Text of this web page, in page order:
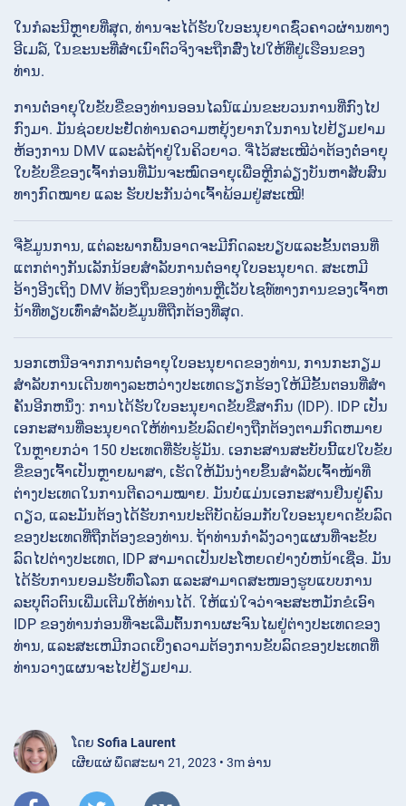
ໃນກໍລະນີຫຼາຍທີ່ສຸດ, ທ່ານຈະໄດ້ຮັບໃບອະນຸຍາດຊົ່ວຄາວຜ່ານທາງ
ອີເມລ໌, ໃນຂະນະທີ່ສໍາເນົາຕົວຈິງຈະຖືກສົ່ງໄປໃຫ້ທີ່ຢູ່ເຮືອນຂອງ
ທ່ານ.
ການຕໍ່ອາຍຸໃບຂັບຂີ່ຂອງທ່ານອອນໄລນ໌ແມ່ນຂະບວນການທີ່ກົງໄປ
ກົງມາ. ມັນຊ່ວຍປະຢັດທ່ານຄວາມຫຍຸ້ງຍາກໃນການໄປຢ້ຽມຢາມ
ຫ້ອງການ DMV ແລະລໍຖ້າຢູ່ໃນຄິວຍາວ. ຈື່ໄວ້ສະເໝີວ່າຕ້ອງຕໍ່ອາຍຸ
ໃບຂັບຂີ່ຂອງເຈົ້າກ່ອນທີ່ມັນຈະໝົດອາຍຸເພື່ອຫຼີກລ່ຽງບັນຫາສັບສົນ
ທາງກົດໝາຍ ແລະ ຮັບປະກັນວ່າເຈົ້າພ້ອມຢູ່ສະເໝີ!
ຈືຂໍ້ມູນການ, ແຕ່ລະພາກພື້ນອາດຈະມີກົດລະບຽບແລະຂັ້ນຕອນທີ່
ແຕກຕ່າງກັນເລັກນ້ອຍສໍາລັບການຕໍ່ອາຍຸໃບອະນຸຍາດ. ສະເຫມີ
ອ້າງອີງເຖິງ DMV ທ້ອງຖິ່ນຂອງທ່ານຫຼືເວັບໄຊທ໌ທາງການຂອງເຈົ້າຫ
ນ້າທີ່ທຽບເທົ່າສໍາລັບຂໍ້ມູນທີ່ຖືກຕ້ອງທີ່ສຸດ.
ນອກເຫນືອຈາກການຕໍ່ອາຍຸໃບອະນຸຍາດຂອງທ່ານ, ການກະກຽມ
ສໍາລັບການເດີນທາງລະຫວ່າງປະເທດຮຽກຮ້ອງໃຫ້ມີຂັ້ນຕອນທີ່ສໍາ
ຄັນອີກຫນຶ່ງ: ການໄດ້ຮັບໃບອະນຸຍາດຂັບຂີ່ສາກົນ (IDP). IDP ເປັນ
ເອກະສານທີ່ອະນຸຍາດໃຫ້ທ່ານຂັບລົດຢ່າງຖືກຕ້ອງຕາມກົດຫມາຍ
ໃນຫຼາຍກວ່າ 150 ປະເທດທີ່ຮັບຮູ້ມັນ. ເອກະສານສະບັບນີ້ແປໃບຂັບ
ຂີ່ຂອງເຈົ້າເປັນຫຼາຍພາສາ, ເຮັດໃຫ້ມັນງ່າຍຂຶ້ນສຳລັບເຈົ້າໜ້າທີ່
ຕ່າງປະເທດໃນການຕີຄວາມໝາຍ. ມັນ​ບໍ່​ແມ່ນ​ເອ​ກະ​ສານ​ຢືນ​ຢູ່​ຄົນ​
ດຽວ​, ແລະ​ມັນ​ຕ້ອງ​ໄດ້​ຮັບ​ການ​ປະ​ຕິ​ບັດ​ພ້ອມ​ກັບ​ໃບ​ອະ​ນຸ​ຍາດ​ຂັບ​ລົດ​
ຂອງ​ປະ​ເທດ​ທີ່​ຖືກ​ຕ້ອງ​ຂອງ​ທ່ານ​. ຖ້າທ່ານກໍາລັງວາງແຜນທີ່ຈະຂັບ
ລົດໄປຕ່າງປະເທດ, IDP ສາມາດເປັນປະໂຫຍດຢ່າງບໍ່ຫນ້າເຊື່ອ. ມັນ
ໄດ້ຮັບການຍອມຮັບທົ່ວໂລກ ແລະສາມາດສະໜອງຮູບແບບການ
ລະບຸຕົວຕົນເພີ່ມເຕີມໃຫ້ທ່ານໄດ້. ໃຫ້ແນ່ໃຈວ່າຈະສະຫມັກຂໍເອົາ
IDP ຂອງທ່ານກ່ອນທີ່ຈະເລີ່ມຕົ້ນການຜະຈົນໄພຢູ່ຕ່າງປະເທດຂອງ
ທ່ານ, ແລະສະເຫມີກວດເບິ່ງຄວາມຕ້ອງການຂັບລົດຂອງປະເທດທີ່
ທ່ານວາງແຜນຈະໄປຢ້ຽມຢາມ.
ໂດຍ Sofia Laurent
ເຜີຍແຜ່ ພຶດສະພາ 21, 2023 • 3m ອ່ານ